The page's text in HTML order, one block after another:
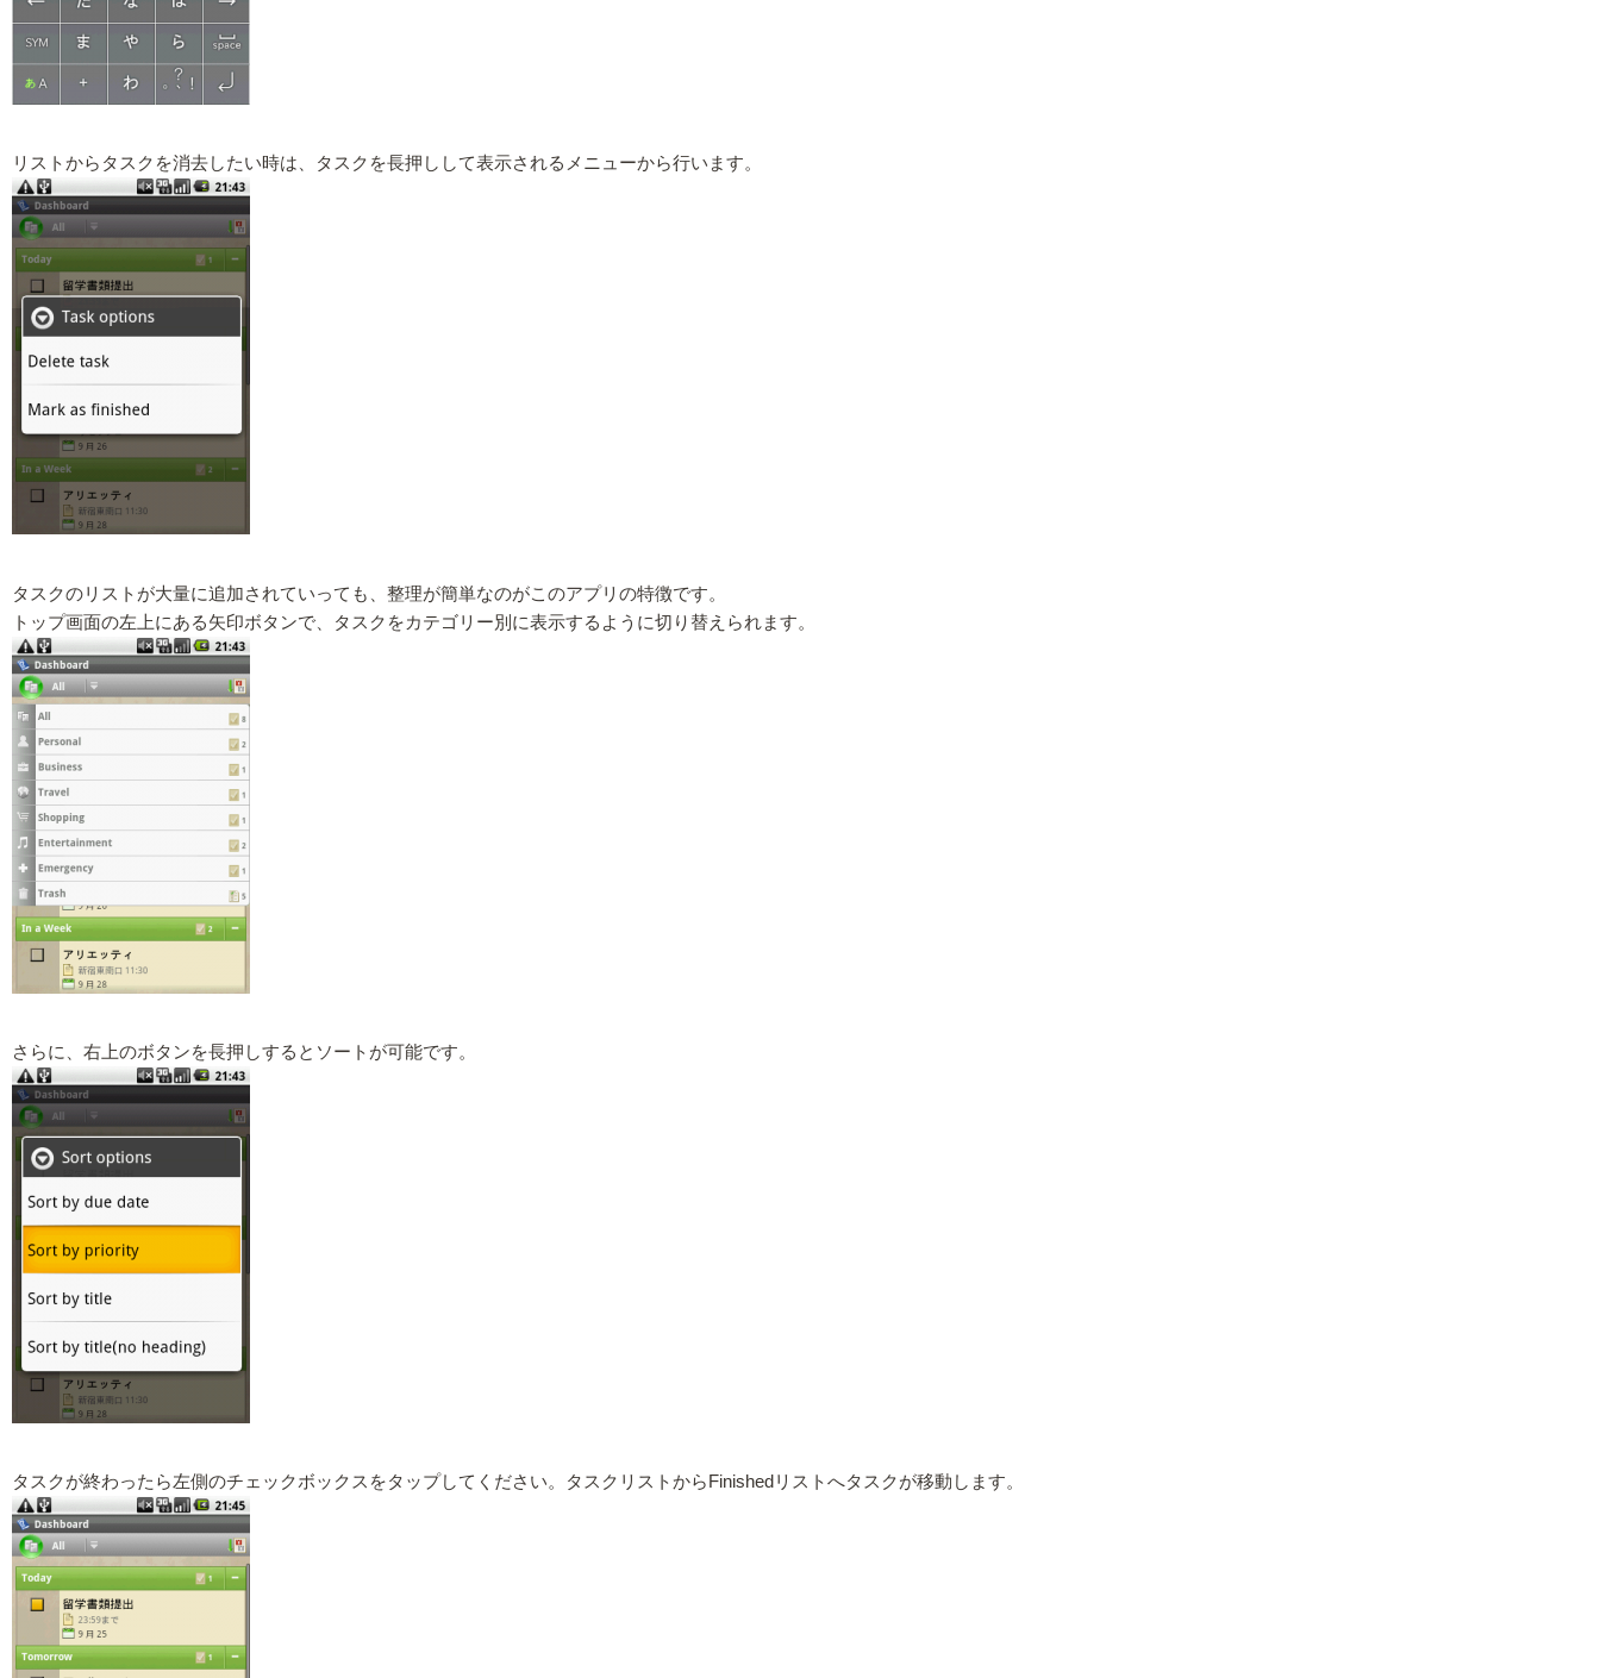
リストからタスクを消去したい時は、タスクを長押しして表示されるメニューから行います。
タスクのリストが大量に追加されていっても、整理が簡単なのがこのアプリの特徴です。
トップ画面の左上にある矢印ボタンで、タスクをカテゴリー別に表示するように切り替えられます。
さらに、右上のボタンを長押しするとソートが可能です。
タスクが終わったら左側のチェックボックスをタップしてください。タスクリストからFinishedリストへタスクが移動します。